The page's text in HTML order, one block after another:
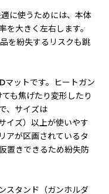
に使うためには、本体
大きく左右します。
を紛失するリスクも跳
マットです。ヒートガン
も焦げたり変形したり
、サイズは
イズ）以上が使いやす
アが区画されているタ
置きできるため紛失防
スタンド（ガンホルダ